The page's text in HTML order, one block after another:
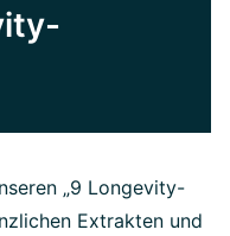
„9 Longevity-
Extrakten und